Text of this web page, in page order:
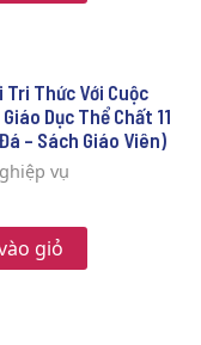
Tri Thức Với Cuộc
Dục Thể Chất 11
– Sách Giáo Viên)
vụ
giỏ